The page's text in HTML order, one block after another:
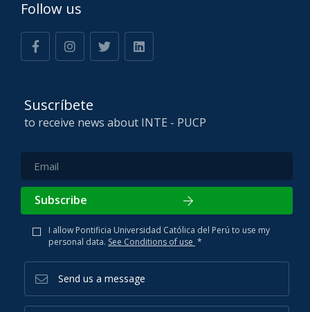
Follow us
Suscríbete
to receive news about INTE - PUCP
Subscribe
I allow Pontificia Universidad Católica del Perú to use my
personal data. See Conditions of use *
Send us a message